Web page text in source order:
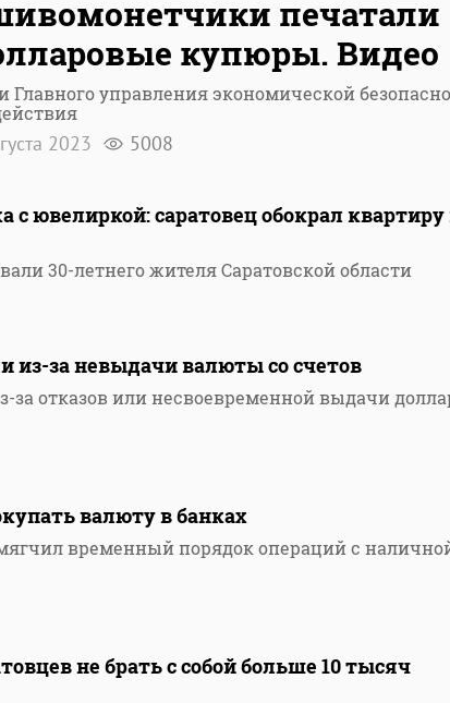
печатали
купюры. Видео
Главного управления экономической
2023 5008
ювелиркой: саратовец обокрал квартиру
30-летнего жителя Саратовской области
из-за невыдачи валюты со счетов
за отказов или несвоевременной выдачи
валюту в банках
временный порядок операций с
не брать с собой больше 10 тысяч